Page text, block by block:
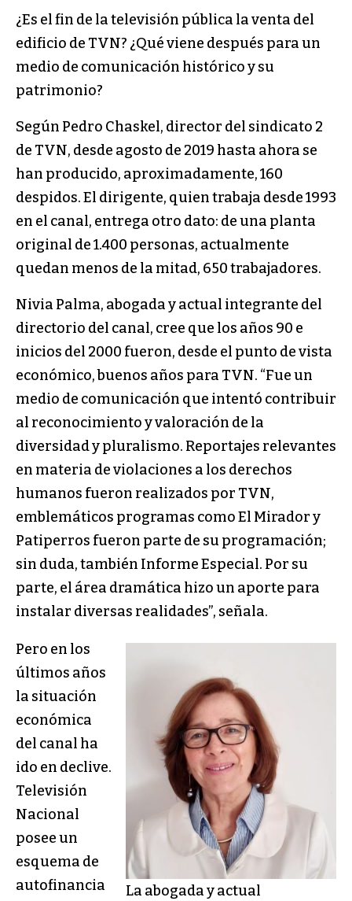
¿Es el fin de la televisión pública la venta del
edificio de TVN? ¿Qué viene después para un
medio de comunicación histórico y su
patrimonio?
Según Pedro Chaskel, director del sindicato 2
de TVN, desde agosto de 2019 hasta ahora se
han producido, aproximadamente, 160
despidos. El dirigente, quien trabaja desde 1993
en el canal, entrega otro dato: de una planta
original de 1.400 personas, actualmente
quedan menos de la mitad, 650 trabajadores.
Nivia Palma, abogada y actual integrante del
directorio del canal, cree que los años 90 e
inicios del 2000 fueron, desde el punto de vista
económico, buenos años para TVN. “Fue un
medio de comunicación que intentó contribuir
al reconocimiento y valoración de la
diversidad y pluralismo. Reportajes relevantes
en materia de violaciones a los derechos
humanos fueron realizados por TVN,
emblemáticos programas como El Mirador y
Patiperros fueron parte de su programación;
sin duda, también Informe Especial. Por su
parte, el área dramática hizo un aporte para
instalar diversas realidades”, señala.
La abogada y actual
Pero en los
últimos años
la situación
económica
del canal ha
ido en declive.
Televisión
Nacional
posee un
esquema de
autofinancia